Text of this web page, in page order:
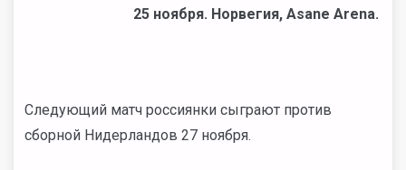
25 ноября. Норвегия, Asane Arena.
Следующий матч россиянки сыграют против
сборной Нидерландов 27 ноября.